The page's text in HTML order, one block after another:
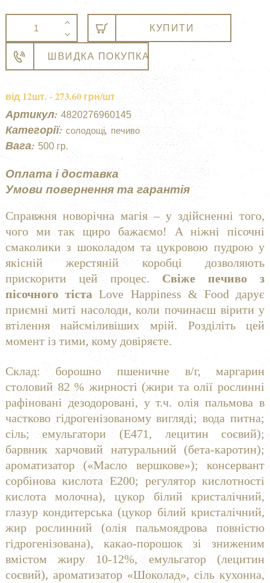
«Щасливого
Нового
кількість
КУПИТИ
ШВИДКА ПОКУПКА
e
n
a
t
i
e
:
від 12шт. - 273.60 грн/шт
Артикул: 4820276960145
Категорії: cолодощі, печиво
Вага: 500 гр.
Оплата і доставка
Умови повернення та гарантія
Справжня новорічна магія – у здійсненні того,
чого ми так щиро бажаємо! А ніжні пісочні
смаколики з шоколадом та цукровою пудрою у
якісній жерстяній коробці дозволяють
прискорити цей процес. Свіже печиво з
пісочного тіста Love Happiness & Food дарує
приємні миті насолоди, коли починаєш вірити у
втілення найсміливіших мрій. Розділіть цей
момент із тими, кому довіряєте.
Склад: борошно пшеничне в/г, маргарин
столовий 82 % жирності (жири та олії рослинні
рафіновані дезодоровані, у т.ч. олія пальмова в
частково гідрогенізованому вигляді; вода питна;
сіль; емульгатори (Е471, лецитин соєвий);
барвник харчовий натуральний (бета-каротин);
ароматизатор («Масло вершкове»); консервант
сорбінова кислота Е200; регулятор кислотності
кислота молочна), цукор білий кристалічний,
глазур кондитерська (цукор білий кристалічний,
жир рослинний (олія пальмоядрова повністю
гідрогенізована), какао-порошок зі зниженим
вмістом жиру 10-12%, емульгатор (лецитин
соєвий), ароматизатор «Шоколад», сіль кухонна,